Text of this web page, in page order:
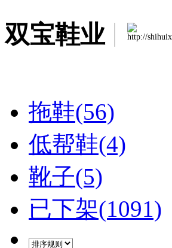
双宝鞋业 http://
拖鞋(56)
低帮鞋(4)
靴子(5)
已下架(1091)